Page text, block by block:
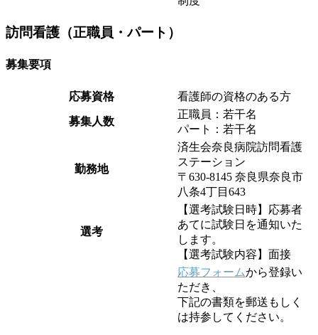
訪問看護（正職員・パート）
募集要項
応募資格 看護師の資格のある方
募集人数
正職員：若干名
パート：若干名
勤務地
済生会奈良病院訪問看護
ステーション
〒630-8145 奈良県奈良市
八条4丁目643
選考
【選考試験日時】応募者
あてに試験日を通知いた
します。
【選考試験内容】面接
応募フォームから登録い
ただき、
下記の書類を郵送もしく
は持参してください。